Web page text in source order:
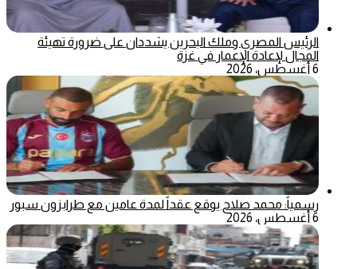
الرئيس المصري وملك البحرين يشددان على ضرورة تهيئة
المجال لإعادة الإعمار في غزة
6 أغسطس، 2026
رسمياً: محمد صلاح يوقع عقداً لمدة عامين مع طرابزون سبور
6 أغسطس، 2026